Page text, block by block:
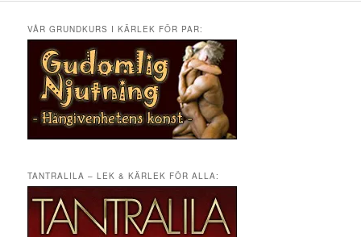
VÅR GRUNDKURS I KÄRLEK FÖR PAR:
TANTRALILA – LEK & KÄRLEK FÖR ALLA: